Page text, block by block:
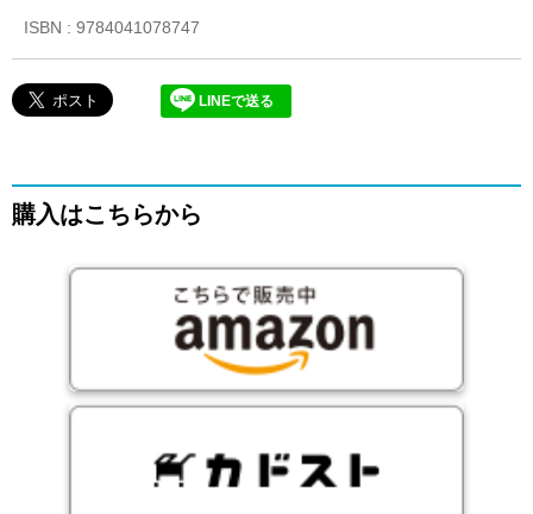
ISBN : 9784041078747
LINEで送る
購入はこちらから